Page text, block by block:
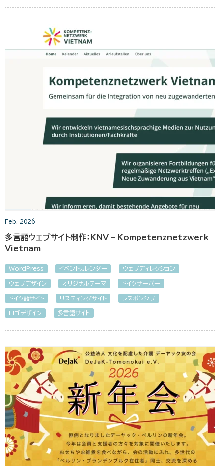
Feb. 2026
多言語ウェブサイト制作：KNV – Kompetenznetzwerk
Vietnam
WordPress イベントカレンダー ウェブディレクション
ウェブデザイン オリジナルテーマ ドイツサーバー
ドイツ語サイト リスティングサイト レスポンシブ
ロゴデザイン 多言語サイト